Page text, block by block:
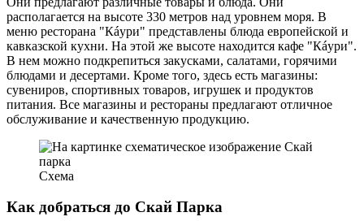
располагается на высоте 330 метров над уровнем моря. В
меню ресторана "Кáури" представлены блюда европейской и
кавказской кухни. На этой же высоте находится кафе "Кáури".
В нем можно подкрепиться закусками, салатами, горячими
блюдами и десертами. Кроме того, здесь есть магазины:
сувениров, спортивных товаров, игрушек и продуктов
питания. Все магазины и рестораны предлагают отличное
обслуживание и качественную продукцию.
Схема
Как добраться до Скай Парка